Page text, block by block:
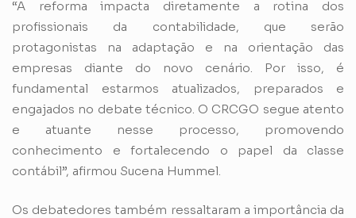
“A reforma impacta diretamente a rotina dos
profissionais da contabilidade, que serão
protagonistas na adaptação e na orientação das
empresas diante do novo cenário. Por isso, é
fundamental estarmos atualizados, preparados e
engajados no debate técnico. O CRCGO segue atento
e atuante nesse processo, promovendo
conhecimento e fortalecendo o papel da classe
contábil”, afirmou Sucena Hummel.
Os debatedores também ressaltaram a importância da